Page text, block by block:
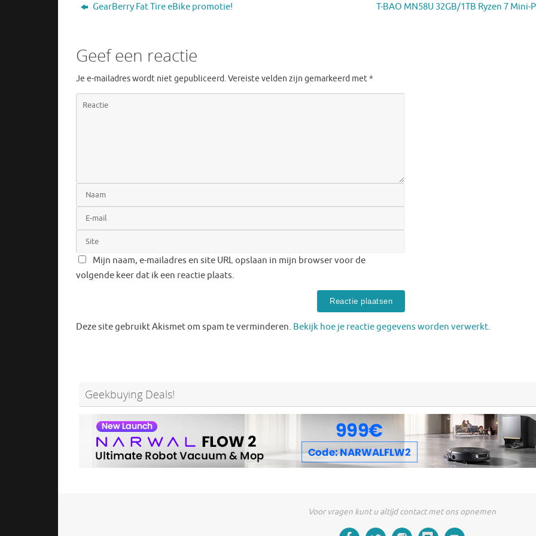
GearBerry Fat Tire eBike promotie! T-BAO MN58U 32GB/1TB Ryzen 7 Mini-
Geef een reactie
Je e-mailadres wordt niet gepubliceerd.Vereiste velden zijn gemarkeerd met*
Mijn naam, e-mailadres en site URL opslaan in mijn browser voor de
volgende keer dat ik een reactie plaats.
Deze site gebruikt Akismet om spam te verminderen. Bekijk hoe je reactie gegevens worden verwerkt.
Geekbuying Deals!
Voor vragen kunt u altijd contact met ons opnemen